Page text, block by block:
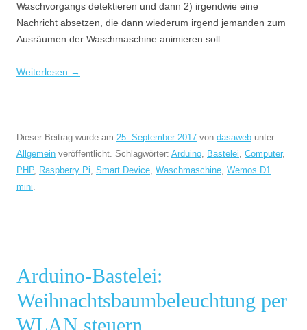
Waschvorgangs detektieren und dann 2) irgendwie eine
Nachricht absetzen, die dann wiederum irgend jemanden zum
Ausräumen der Waschmaschine animieren soll.
Weiterlesen →
Dieser Beitrag wurde am 25. September 2017 von dasaweb unter
Allgemein veröffentlicht. Schlagwörter: Arduino, Bastelei, Computer,
PHP, Raspberry Pi, Smart Device, Waschmaschine, Wemos D1
mini.
Arduino-Bastelei:
Weihnachtsbaumbeleuchtung per
WLAN steuern